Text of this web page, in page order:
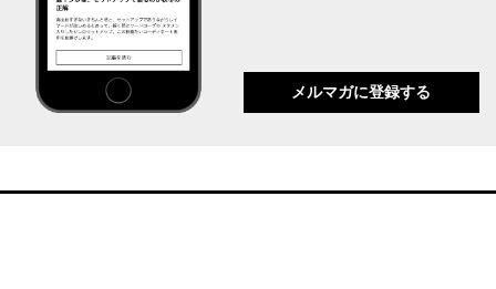
メルマガに登録する